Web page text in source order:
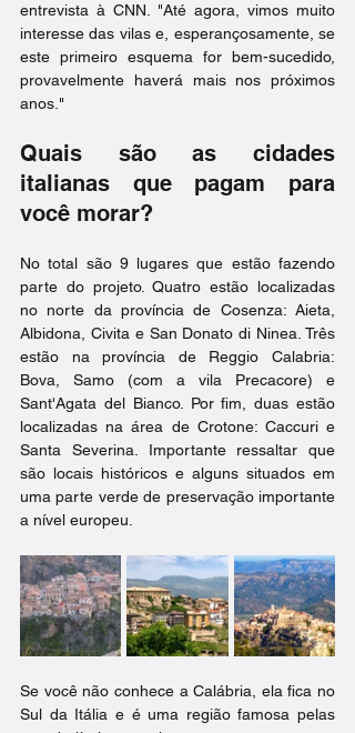
entrevista à CNN. "Até agora, vimos muito
interesse das vilas e, esperançosamente, se
este primeiro esquema for bem-sucedido,
provavelmente haverá mais nos próximos
anos."
Quais são as cidades
italianas que pagam para
você morar?
No total são 9 lugares que estão fazendo
parte do projeto. Quatro estão localizadas
no norte da província de Cosenza: Aieta,
Albidona, Civita e San Donato di Ninea. Três
estão na província de Reggio Calabria:
Bova, Samo (com a vila Precacore) e
Sant'Agata del Bianco. Por fim, duas estão
localizadas na área de Crotone: Caccuri e
Santa Severina. Importante ressaltar que
são locais históricos e alguns situados em
uma parte verde de preservação importante
a nível europeu.
Se você não conhece a Calábria, ela fica no
Sul da Itália e é uma região famosa pelas